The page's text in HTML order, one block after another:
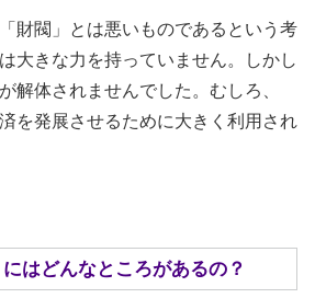
財閥」とは悪いものであるという考
大きな力を持っていません。しかし
解体されませんでした。むしろ、
を発展させるために大きく利用され
はどんなところがあるの？